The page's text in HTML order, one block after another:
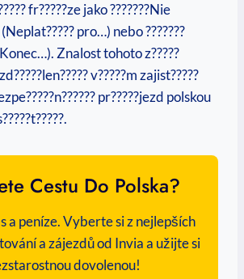
fr?????ze jako ???????Nie
pro…) nebo ???????
Znalost tohoto z?????
v?????m zajist?????
pr?????jezd polskou
Cestu Do Polska?
a peníze. Vyberte si z nejlepších
a zájezdů od Invia a užijte si
dovolenou!